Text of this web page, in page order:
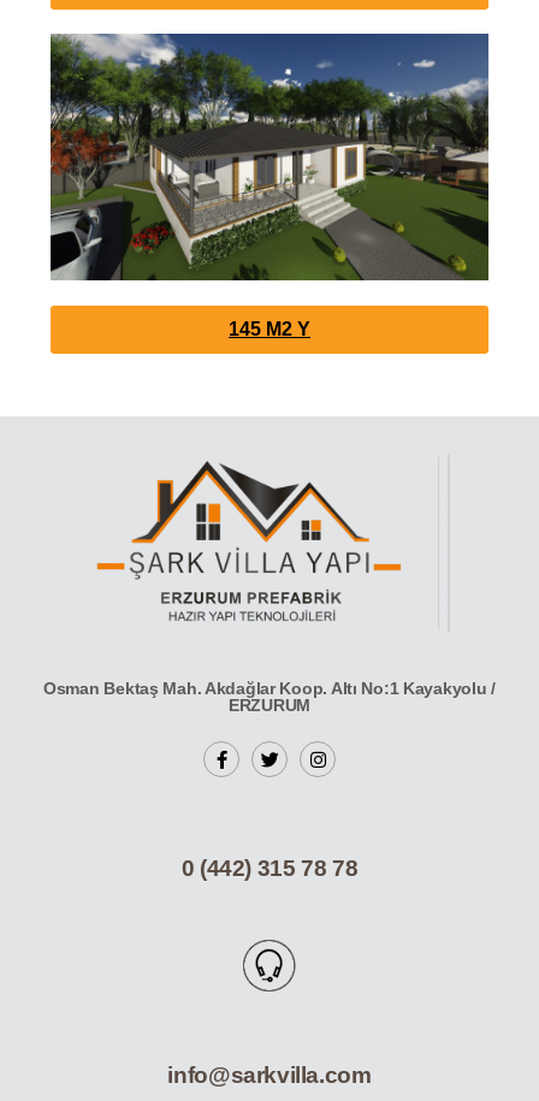
145 M2 Y
Osman Bektaş Mah. Akdağlar Koop. Altı No:1 Kayakyolu /
ERZURUM
0 (442) 315 78 78
info@sarkvilla.com